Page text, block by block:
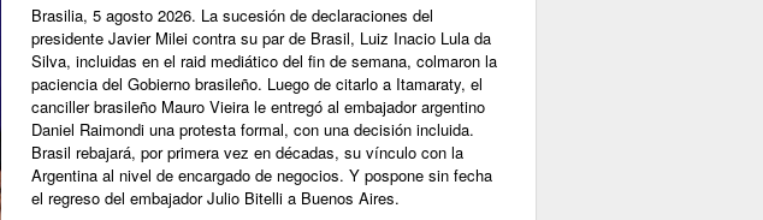
Brasilia, 5 agosto 2026. La sucesión de declaraciones del
presidente Javier Milei contra su par de Brasil, Luiz Inacio Lula da
Silva, incluidas en el raid mediático del fin de semana, colmaron la
paciencia del Gobierno brasileño. Luego de citarlo a Itamaraty, el
canciller brasileño Mauro Vieira le entregó al embajador argentino
Daniel Raimondi una protesta formal, con una decisión incluida.
Brasil rebajará, por primera vez en décadas, su vínculo con la
Argentina al nivel de encargado de negocios. Y pospone sin fecha
el regreso del embajador Julio Bitelli a Buenos Aires.